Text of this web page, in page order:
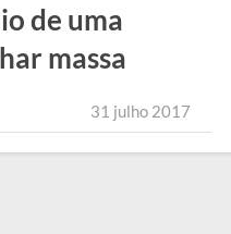
de uma
massa
31 julho 2017